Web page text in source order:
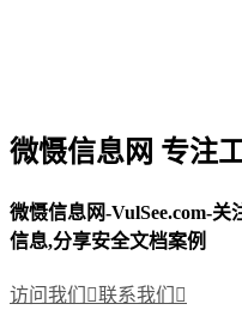
微慑信息网 专注
微慑信息网-VulSee.com-
信息,分享安全文档案例
访问我们 联系我们 